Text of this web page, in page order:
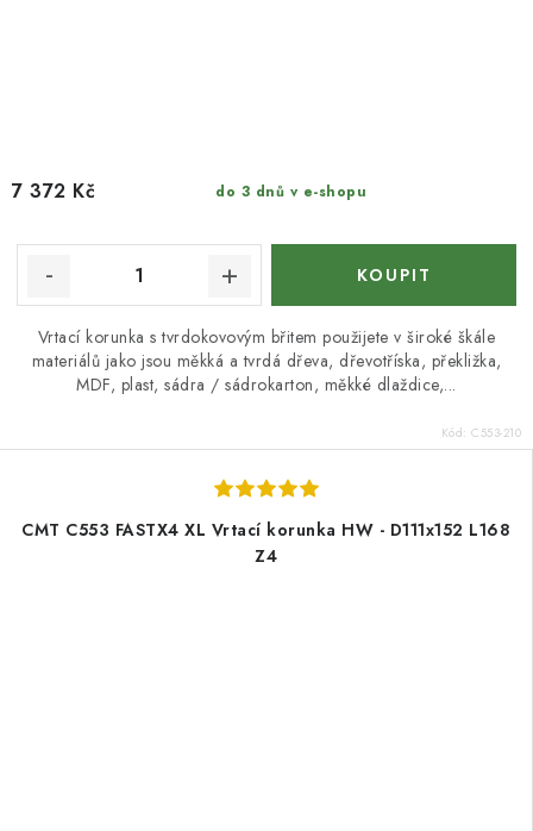
do 3 dnů v e-shopu
7 372 Kč
Vrtací korunka s tvrdokovovým břitem použijete v široké škále
materiálů jako jsou měkká a tvrdá dřeva, dřevotříska, překližka,
MDF, plast, sádra / sádrokarton, měkké dlaždice,...
Kód: C553-210
CMT C553 FASTX4 XL Vrtací korunka HW - D111x152 L168
Z4